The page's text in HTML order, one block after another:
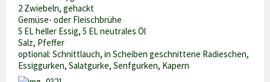
2 Zwiebeln, gehackt
Gemüse- oder Fleischbrühe
5 EL heller Essig, 5 EL neutrales Öl
Salz, Pfeffer
optional: Schnittlauch, in Scheiben geschnittene Radieschen,
Essiggurken, Salatgurke, Senfgurken, Kapern